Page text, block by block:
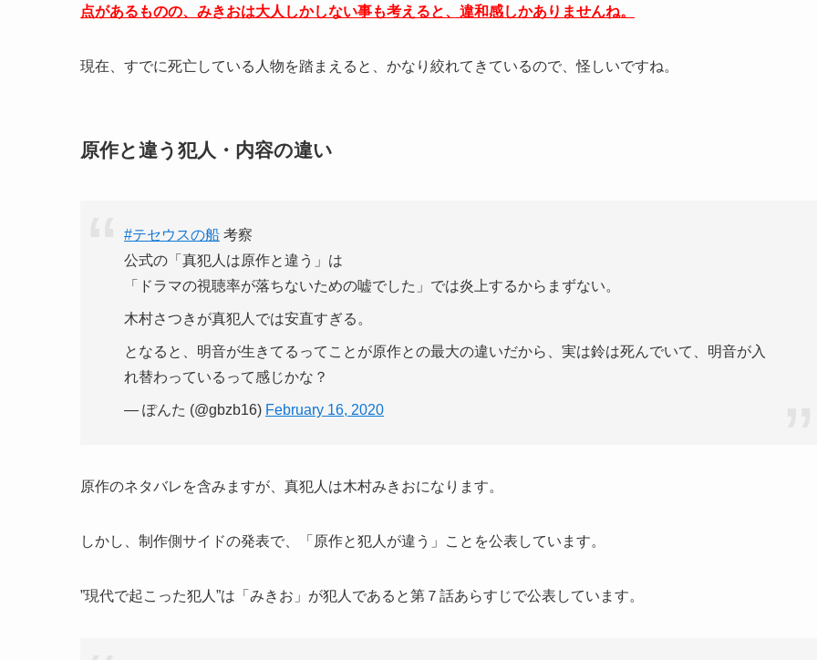
点があるものの、みきおは大人しかしない事も考えると、違和感しかありませんね。
現在、すでに死亡している人物を踏まえると、かなり絞れてきているので、怪しいですね。
原作と違う犯人・内容の違い
#テセウスの船 考察
公式の「真犯人は原作と違う」は
「ドラマの視聴率が落ちないための嘘でした」では炎上するからまずない。
木村さつきが真犯人では安直すぎる。
となると、明音が生きてるってことが原作との最大の違いだから、実は鈴は死んでいて、明音が入
れ替わっているって感じかな？
— ぽんた (@gbzb16) February 16, 2020
原作のネタバレを含みますが、真犯人は木村みきおになります。
しかし、制作側サイドの発表で、「原作と犯人が違う」ことを公表しています。
”現代で起こった犯人”は「みきお」が犯人であると第７話あらすじで公表しています。